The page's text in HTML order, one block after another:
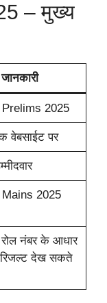
– मुख्य
जानकारी
2025
वेबसाईट पर
2025
रोल नंबर के आधार
रिजल्ट देख सकते